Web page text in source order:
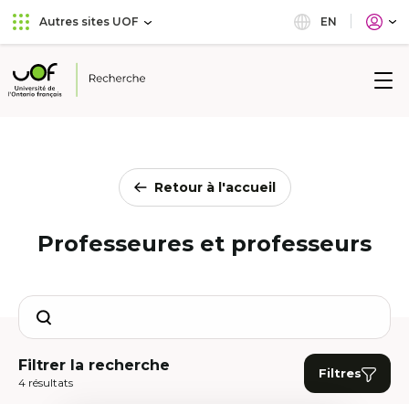
Aller
au
principal
Passer
au
Autres sites UOF EN
Université
Retour à l'accueil
Professeures et professeurs
Search
Filtrer la recherche
4 résultats
Filtres